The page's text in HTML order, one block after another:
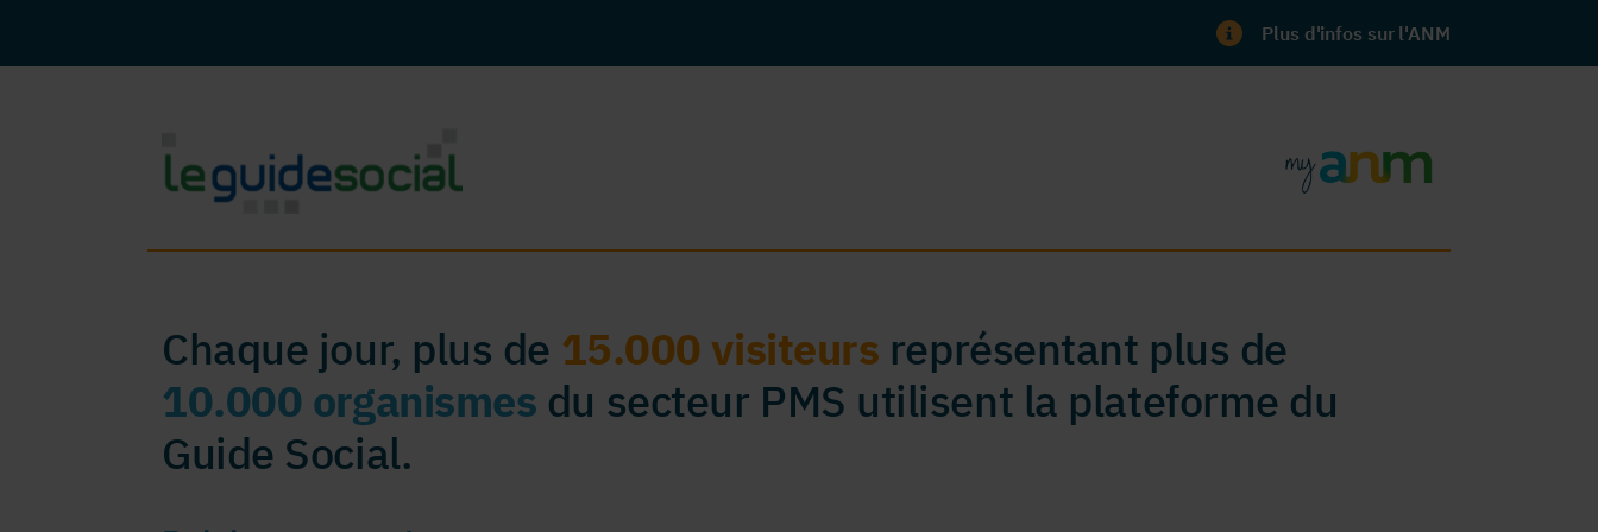
Plus d'infos sur l'ANM
Chaque jour, plus de 15.000 visiteurs représentant plus de
10.000 organismes du secteur PMS utilisent la plateforme du
Guide Social.